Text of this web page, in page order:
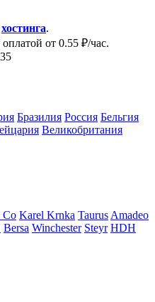
хостинга.
от 0.55 ₽/час.
Бразилия Росcия Бельгия
Великобритания
Co Karel Krnka TaurusAmadeo
Bersa Winchester Steyr HDH